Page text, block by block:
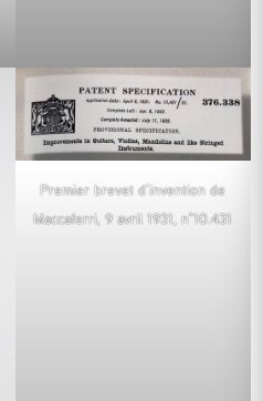
Premier brevet d’invention de
Maccaferri, 9 avril 1931, n°10.431